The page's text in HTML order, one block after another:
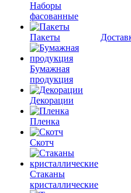
Наборы
фасованные
Пакеты
Бумажная
продукция
Декорации
Пленка
Скотч
Стаканы
кристаллические